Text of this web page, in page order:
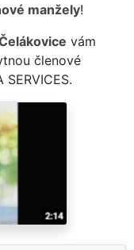
manžely!
vám
členové